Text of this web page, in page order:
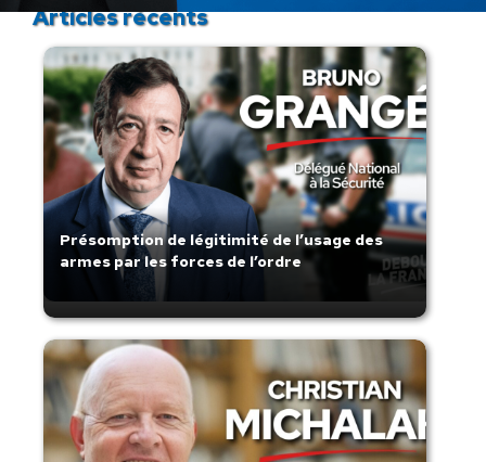
Articles récents
Présomption de légitimité de l’usage des
armes par les forces de l’ordre